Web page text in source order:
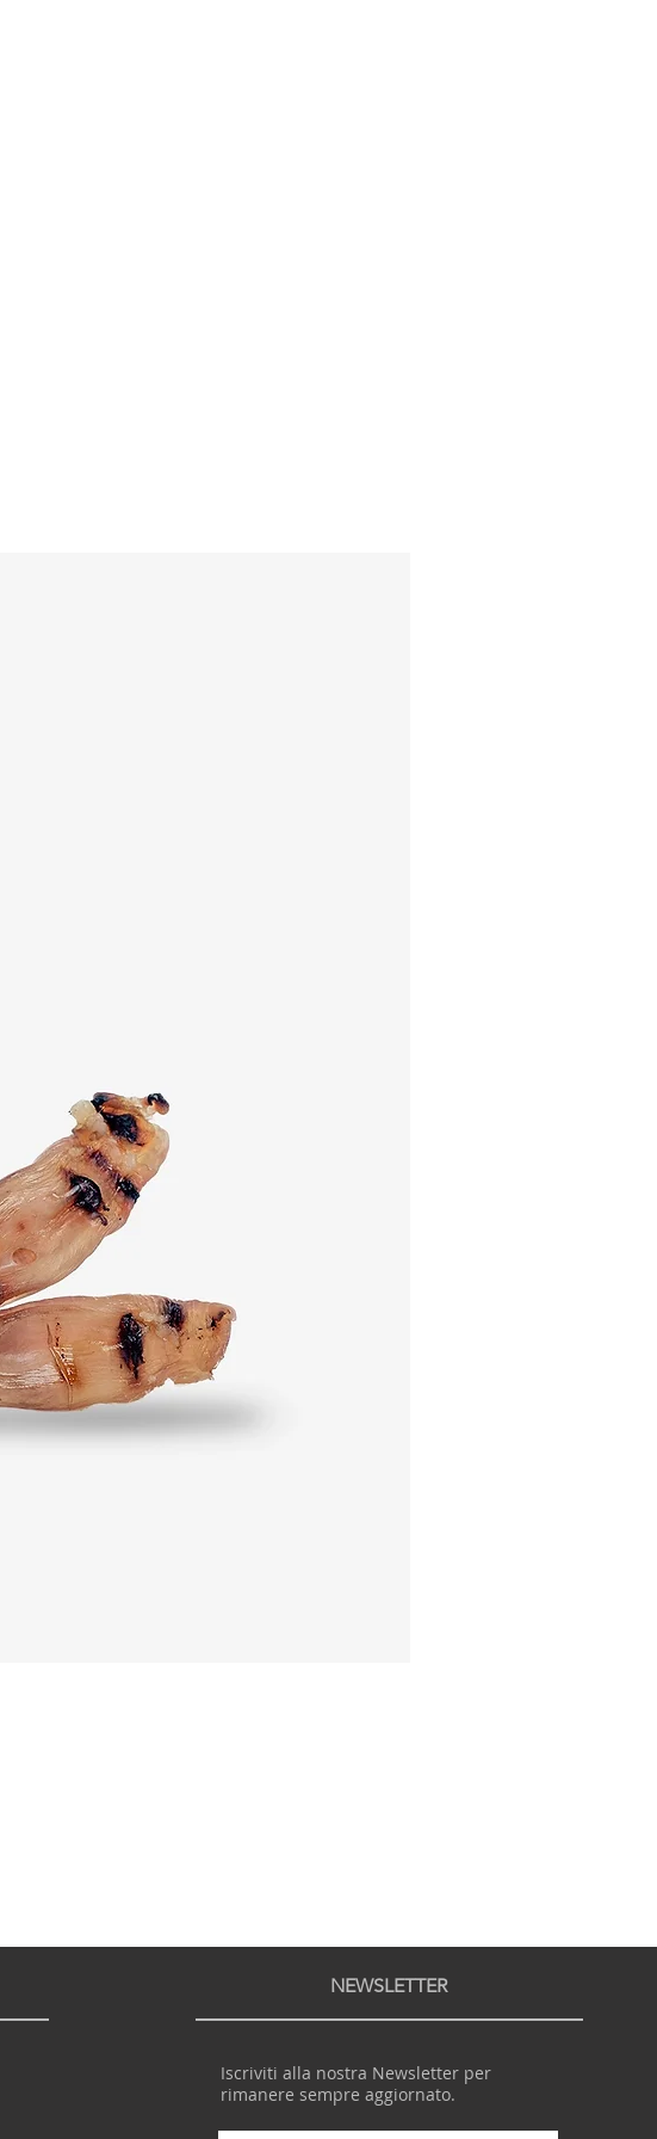
NEWSLETTER
Iscriviti alla nostra Newsletter per
rimanere sempre aggiornato.